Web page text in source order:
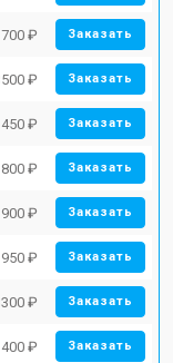
₽ Заказать
₽ Заказать
₽ Заказать
₽ Заказать
₽ Заказать
₽ Заказать
₽ Заказать
₽ Заказать